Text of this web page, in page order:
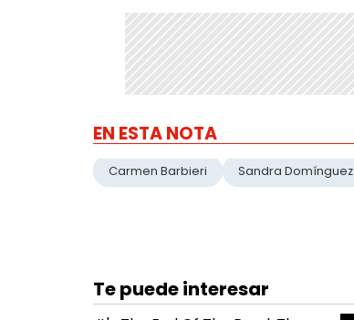
EN ESTA NOTA
Carmen Barbieri Sandra Domínguez